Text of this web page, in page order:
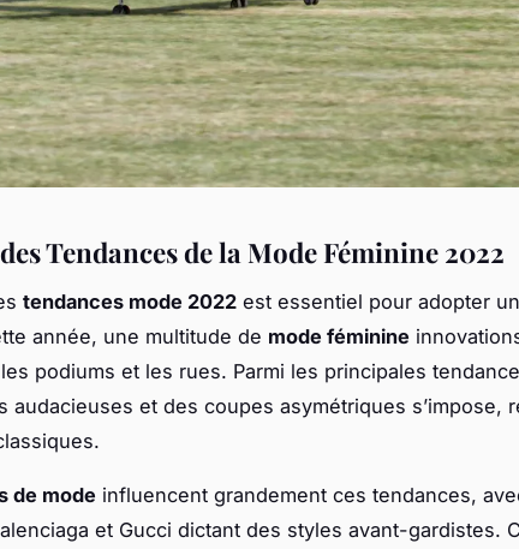
Tendances de la Mode Féminine 2022
tendances mode 2022 est essentiel pour adopter
année, une multitude de mode féminine
podiums et les rues. Parmi les principales
audacieuses et des coupes asymétriques s’impose,
de mode influencent grandement ces tendances,
et Gucci dictant des styles avant-gardistes.